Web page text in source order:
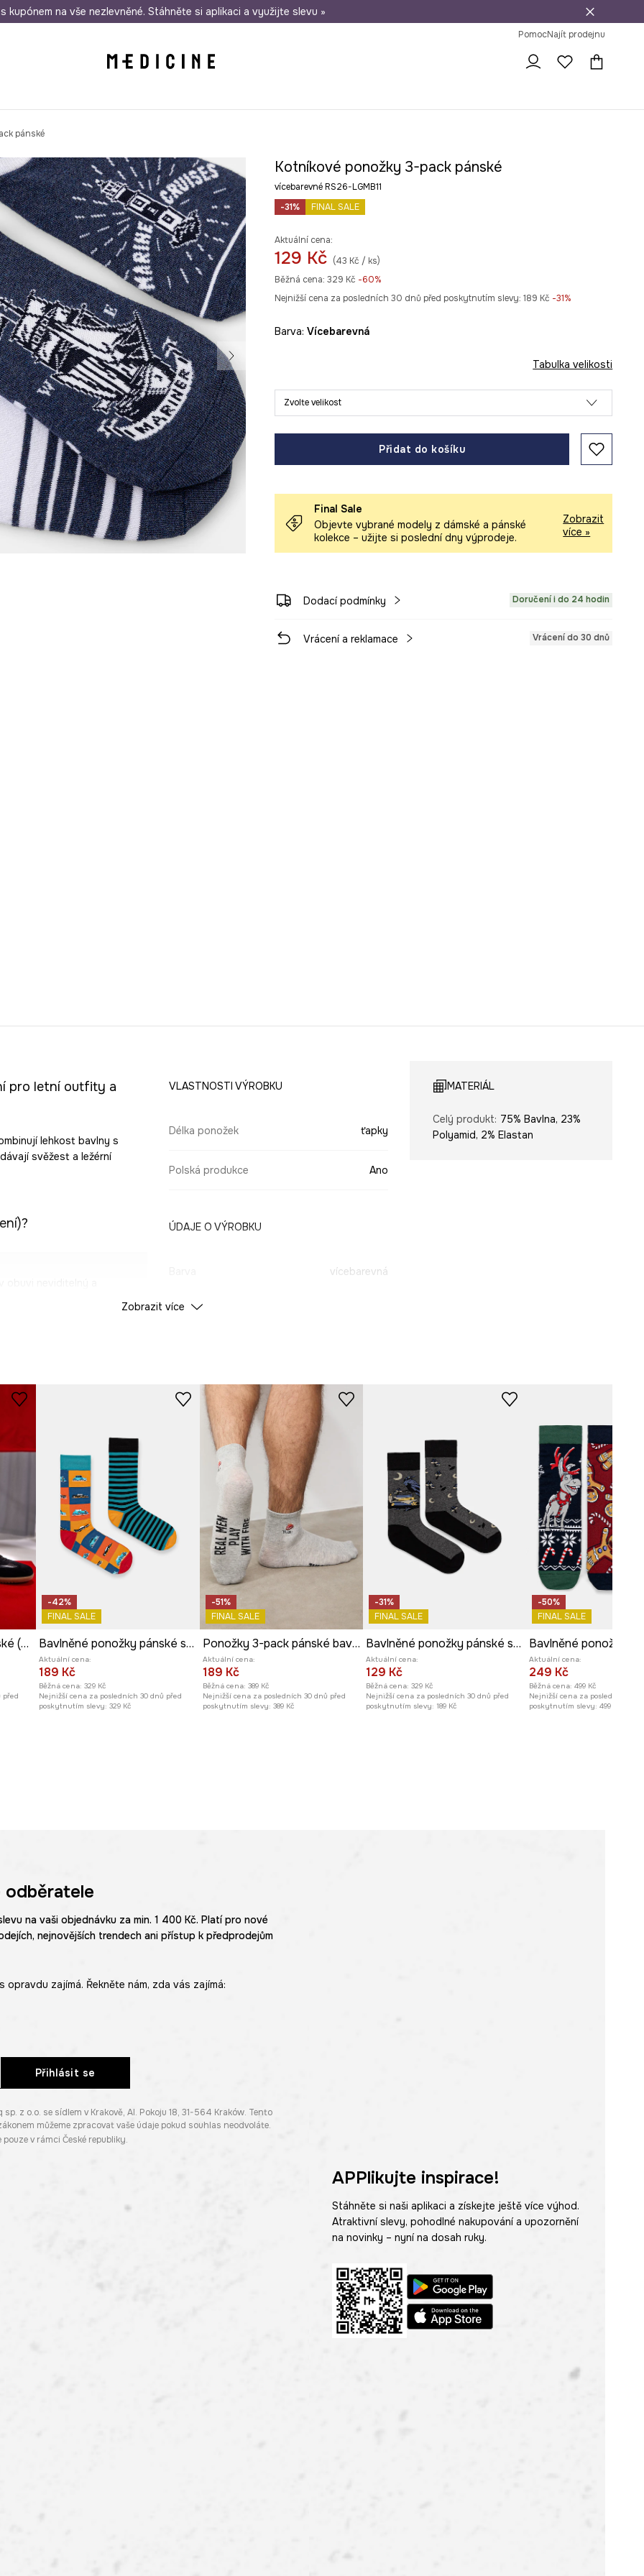
nákupu nad 1 200 Kč Odeslání i do 24 hodin 30 dní na vrácení zboží
s kupónem na vše nezlevněné. Stáhněte si aplikaci a využijte slevu »
PomocNajít prodejnu
pánské
Kotníkové ponožky 3-pack pánské
vícebarevné RS26-LGMB11
-31%
FINAL SALE
Aktuální cena:
129 Kč (43 Kč / ks)
Běžná cena: 329 Kč -60%
Nejnižší cena za posledních 30 dnů před poskytnutím slevy: 189 Kč -31%
Barva: vícebarevná
Tabulka velikosti
Zvolte velikost
Přidat do košíku
Final Sale
Objevte vybrané modely z dámské a pánské
kolekce – užijte si poslední dny výprodeje.
Zobrazit
více »
Dodací podmínky Doručení i do 24 hodin
Vrácení a reklamace Vrácení do 30 dnů
pro letní outfity a
lehkost bavlny s
svěžest a ležérní
snadné doplnění
charakter.
VLASTNOSTI VÝROBKU
Délka ponožek ťapky
Polská produkce Ano
ÚDAJE O VÝROBKU
vícebarevná
ID produktu
MATERIÁL
Celý produkt: 75% Bavlna, 23%
Polyamid, 2% Elastan
Zobrazit více
Bavlněné ponožky pánské (2-pack) Tattoo Art by Boren Huang – Horiren 彫壬
před
-42%
FINAL SALE
Bavlněné ponožky pánské s motivem aut (2-pack)
Aktuální cena:
189 Kč
Běžná cena: 329 Kč
Nejnižší cena za posledních 30 dnů před
poskytnutím slevy: 329 Kč
-51%
FINAL SALE
Ponožky 3-pack pánské bavlněné
Aktuální cena:
189 Kč
Běžná cena: 389 Kč
Nejnižší cena za posledních 30 dnů před
poskytnutím slevy: 389 Kč
-31%
FINAL SALE
Bavlněné ponožky pánské se vzorem (2-pack)
Aktuální cena:
129 Kč
Běžná cena: 329 Kč
Nejnižší cena za posledních 30 dnů před
poskytnutím slevy: 189 Kč
-50%
FINAL SALE
Aktuální cena:
249 Kč
Běžná cena: 499 Kč
Nejnižší cena za posledních 30
poskytnutím slevy: 499 Kč
odběratele
na vaši objednávku za min. 1 400 Kč. Platí pro nové
nejnovějších trendech ani přístup k předprodejům
zajímá. Řekněte nám, zda vás zajímá:
Přihlásit se
z o.o. se sídlem v Krakově, Al. Pokoju 18, 31-564 Kraków. Tento
můžeme zpracovat vaše údaje pokud souhlas neodvoláte.
pouze v rámci České republiky.
APPlikujte inspirace!
Stáhněte si naši aplikaci a získejte ještě více výhod.
Atraktivní slevy, pohodlné nakupování a upozornění
na novinky – nyní na dosah ruky.